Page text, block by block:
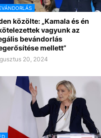
közölte: „Kamala és én
vagyunk az
bevándorlás
mellett”
20, 2024